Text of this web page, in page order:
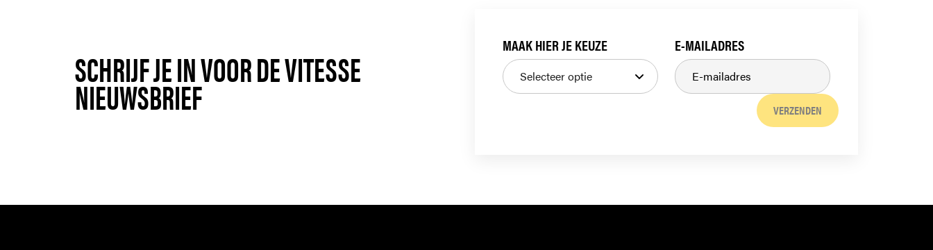
SCHRIJF JE IN VOOR DE VITESSE
NIEUWSBRIEF
MAAK HIER JE KEUZE E-MAILADRES
VERZENDEN